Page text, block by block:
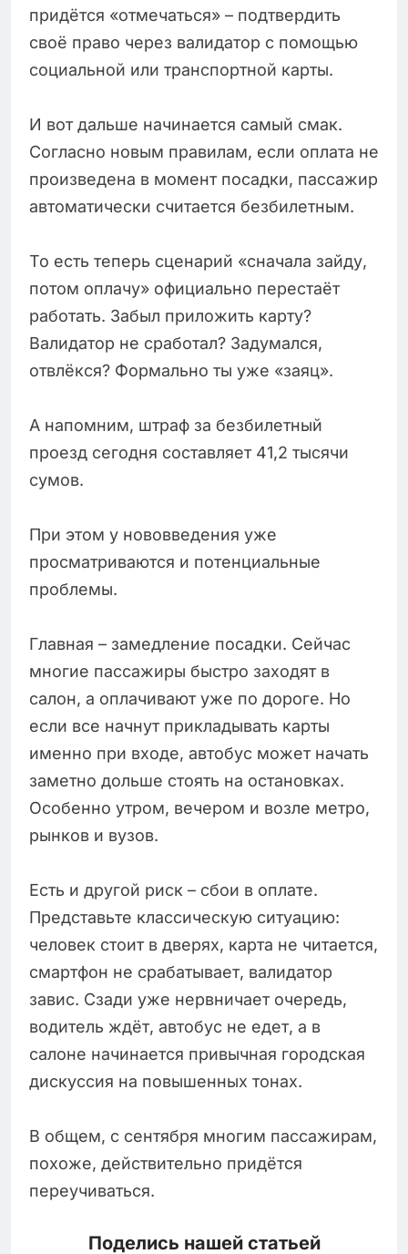
придётся «отмечаться» – подтвердить
своё право через валидатор с помощью
социальной или транспортной карты.
И вот дальше начинается самый смак.
Согласно новым правилам, если оплата не
произведена в момент посадки, пассажир
автоматически считается безбилетным.
То есть теперь сценарий «сначала зайду,
потом оплачу» официально перестаёт
работать. Забыл приложить карту?
Валидатор не сработал? Задумался,
отвлёкся? Формально ты уже «заяц».
А напомним, штраф за безбилетный
проезд сегодня составляет 41,2 тысячи
сумов.
При этом у нововведения уже
просматриваются и потенциальные
проблемы.
Главная – замедление посадки. Сейчас
многие пассажиры быстро заходят в
салон, а оплачивают уже по дороге. Но
если все начнут прикладывать карты
именно при входе, автобус может начать
заметно дольше стоять на остановках.
Особенно утром, вечером и возле метро,
рынков и вузов.
Есть и другой риск – сбои в оплате.
Представьте классическую ситуацию:
человек стоит в дверях, карта не читается,
смартфон не срабатывает, валидатор
завис. Сзади уже нервничает очередь,
водитель ждёт, автобус не едет, а в
салоне начинается привычная городская
дискуссия на повышенных тонах.
В общем, с сентября многим пассажирам,
похоже, действительно придётся
переучиваться.
Поделись нашей статьей